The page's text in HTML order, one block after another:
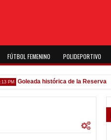
FÚTBOL FEMENINO POLIDEPORTIVO
Goleada histórica de la Reserva 1:52